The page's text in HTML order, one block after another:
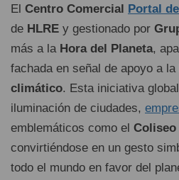
El Centro Comercial Portal
de HLRE y gestionado por
más a la Hora del Planeta,
fachada en señal de apoyo a
climático. Esta iniciativa
iluminación de ciudades,
emblemáticos como el Coliseo
convirtiéndose en un gesto
todo el mundo en favor del